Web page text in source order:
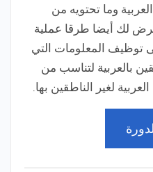
وما تحتويه من
لك أيضا طرقا عملية
توظيف المعلومات التي
بالعربية لتناسب من
لغير الناطقين بها.